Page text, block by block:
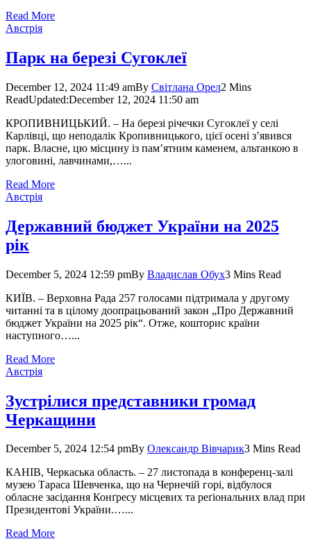
Read More
Австрія
Парк на березі Сугоклеї
December 12, 2024 11:49 amBy Світлана Орел2 Mins
ReadUpdated:December 12, 2024 11:50 am
КРОПИВНИЦЬКИЙ. – На березі річечки Сугоклеї у селі
Карлівці, що неподалік Кропивницького, цієї осені з’явився
парк. Власне, цю місцину із пам’ятним каменем, альтанкою в
улоговині, лавчинами,…...
Read More
Австрія
Державний бюджет України на 2025
рік
December 5, 2024 12:59 pmBy Владислав Обух3 Mins Read
КИЇВ. – Верховна Рада 257 голосами підтримала у другому
читанні та в цілому доопрацьований закон „Про Державний
бюджет України на 2025 рік“. Отже, кошторис країни
наступного…...
Read More
Австрія
Зустрілися представники громад
Черкащини
December 5, 2024 12:54 pmBy Олександр Вівчарик3 Mins Read
КАНІВ, Черкаська область. – 27 листопада в конференц-залі
музею Тараса Шевченка, що на Чернечій горі, відбулося
обласне засідання Конґ­ресу місцевих та реґіональних влад при
Прези­дентові України.…...
Read More